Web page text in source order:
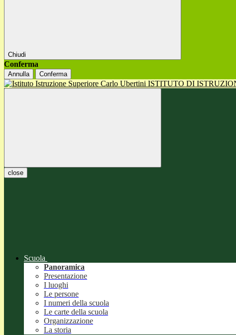
Chiudi
Conferma
Annulla Conferma
ISTITUTO DI
close
Scuola
Panoramica
Presentazione
I luoghi
Le persone
I numeri della scuola
Le carte della scuola
Organizzazione
La storia